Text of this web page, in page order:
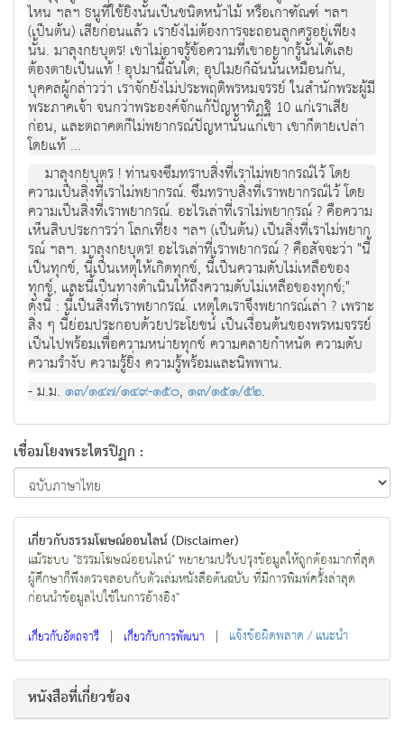
ไหน ฯลฯ ธนูที่ใชยิงนั้นเปนชนิดหนาไม หรือเกาฑัณฑ ฯลฯ
(เปนตน) เสียกอนแลว เรายังไมตองการจะถอนลูกศรอยูเพียง
นั้น. มาลุงกยบุตร! เขาไมอาจรูขอความที่เขาอยากรูนั้นไดเลย
ตองตายเปนแท ! อุปมานี้ฉันใด; อุปไมยก็ฉันนั้นเหมือนกัน,
บุคคลผูกลาววา เราจักยังไมประพฤติพรหมจรรย ในสํานักพระผูมี
พระภาคเจา จนกวาพระองคจักแกปญหาทิฏฐิ 10 แกเราเสีย
กอน, และตถาคตก็ไมพยากรณปญหานั้นแกเขา เขาก็ตายเปลา
โดยแท ...
มาลุงกยบุตร ! ทานจงซึมทราบสิ่งที่เราไมพยากรณไว โดย
ความเปนสิ่งที่เราไมพยากรณ. ซึมทราบสิ่งที่เราพยากรณไว โดย
ความเปนสิ่งที่เราพยากรณ. อะไรเลาที่เราไมพยากรณ ? คือความ
เห็นสิบประการวา โลกเที่ยง ฯลฯ (เปนตน) เปนสิ่งที่เราไมพยาก
รณ ฯลฯ. มาลุงกยบุตร! อะไรเลาที่เราพยากรณ ? คือสัจจะวา "นี้
เปนทุกข, นี้เปนเหตุใหเกิดทุกข, นี้เปนความดับไมเหลือของ
ทุกข, และนี้เปนทางดําเนินใหถึงความดับไมเหลือของทุกข;"
ดังนี้ : นี้เปนสิ่งที่เราพยากรณ. เหตุใดเราจึงพยากรณเลา ? เพราะ
สิ่ง ๆ นี้ยอมประกอบดวยประโยชน เปนเงื่อนตนของพรหมจรรย
เปนไปพรอมเพื่อความหนายทุกข ความคลายกําหนัด ความดับ
ความรํางับ ความรูยิ่ง ความรูพรอมและนิพพาน.
- ม.ม. ๑๓/๑๔๗/๑๔๙-๑๕๐, ๑๓/๑๕๑/๕๒.
เชื่อมโยงพระไตรปิฏก :
เกี่ยวกับธรรมโฆษณ์ออนไลน์ (Disclaimer)
แม้ระบบ "ธรรมโฆษณ์ออนไลน์" พยายามปรับปรุงข้อมูลให้ถูกต้องมากที่สุด
ผู้ศึกษาก็พึงตรวจสอบกับตัวเล่มหนังสือต้นฉบับ ที่มีการพิมพ์ครั้งล่าสุด
ก่อนนำข้อมูลไปใช้ในการอ้างอิง"
เกี่ยวกับอัตถจารี | เกี่ยวกับการพัฒนา | แจ้งข้อผิดพลาด / แนะนำ
หนังสือที่เกี่ยวข้อง